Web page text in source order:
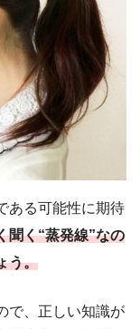
ある可能性に期待
聞く“蒸発線”なの
う。
で、正しい知識が